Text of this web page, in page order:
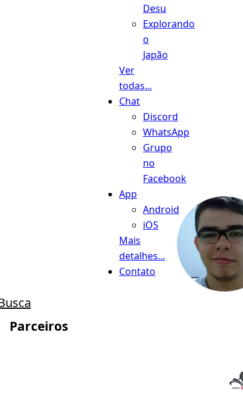
Desu
Explorando
o
Japão
Ver
todas...
Chat
Discord
WhatsApp
Grupo
no
Facebook
App
Android
iOS
Mais
detalhes...
Contato
Parceiros